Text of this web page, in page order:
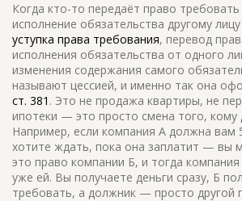
Когда кто-то передаёт право требовать
исполнение обязательства другому
уступка права требования, перевод
исполнения обязательства от одного
изменения содержания самого
называют цессией, и именно так она
ст. 381 . Это не продажа квартиры, не
ипотеки — это просто смена того, кому
Например, если компания А должна вам
хотите ждать, пока она заплатит — вы
это право компании Б, и тогда
уже ей. Вы получаете деньги сразу, Б
требовать, а должник — просто другой